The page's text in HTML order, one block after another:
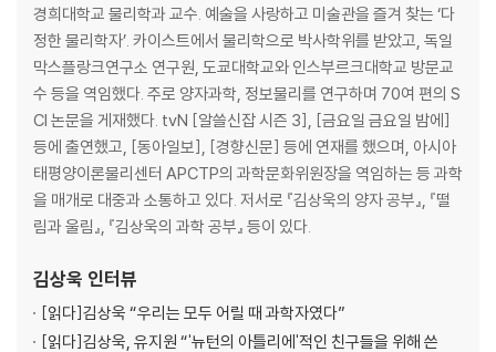
3 생명, 우주에서 피어난 경이로운 우연
7장 생물은 화학 기계다 ─ 물리학자의 눈으로 본 생명의 화학
8장 생물은 정보 처리 기계인가 ─ 사람은 사람을 낳고, 고양이는 고양이를
낳는 이유
9장 최초의 생명체와 진화 ─ 변화의 누적이 만든 기적
10장 다세포 생물에서 인간까지 ─ 지구상 생물의 장대한 역사
물리학자에게 사랑이란 ─ 필연의 우주와 궁극의 우연
4 느낌을 넘어 상상으로
11장 우리는 어떻게 호모 사피엔스가 되었는가 ─ 물리학자가 본 호모 사피
경희대학교 물리학과 교수. 예술을 사랑하고 미술관을 즐겨 찾는 ‘다
정한 물리학자’. 카이스트에서 물리학으로 박사학위를 받았고, 독일
막스플랑크연구소 연구원, 도쿄대학교와 인스부르크대학교 방문교
수 등을 역임했다. 주로 양자과학, 정보물리를 연구하며 70여 편의 S
CI 논문을 게재했다. tvN [알쓸신잡 시즌 3], [금요일 금요일 밤에]
등에 출연했고, [동아일보], [경향신문] 등에 연재를 했으며, 아시아
태평양이론물리센터 APCTP의 과학문화위원장을 역임하는 등 과학
을 매개로 대중과 소통하고 있다. 저서로 『김상욱의 양자 공부』, 『떨
림과 울림』, 『김상욱의 과학 공부』 등이 있다.
김상욱 인터뷰
[읽다]김상욱 “우리는 모두 어릴 때 과학자였다”
[읽다]김상욱, 유지원 “'뉴턴의 아틀리에'적인 친구들을 위해 쓴